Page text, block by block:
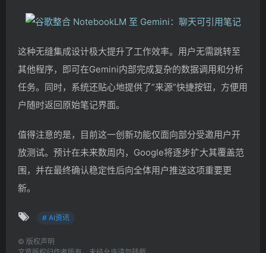
这种无缝集成设计极大提升了工作效率。用户无需跳转至
其他程序，即可在Gemini内部完成复杂的数据调用和分析
任务。同时，系统还贴心地提供了”来源”快捷按钮，方便用
户随时返回原始笔记界面。
值得注意的是，目前这一创新功能仅面向部分受邀用户开
放测试。预计在未来数周内，Google将逐步扩大其覆盖范
围，并在最终确认稳定性后向全体用户推送这项重要更
新。
# AI资讯
© 版权声明